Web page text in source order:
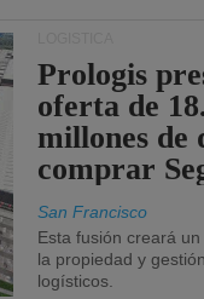
Prologis
oferta de
millones de
comprar
San Francisco
Esta fusión creará
la propiedad y
logísticos.